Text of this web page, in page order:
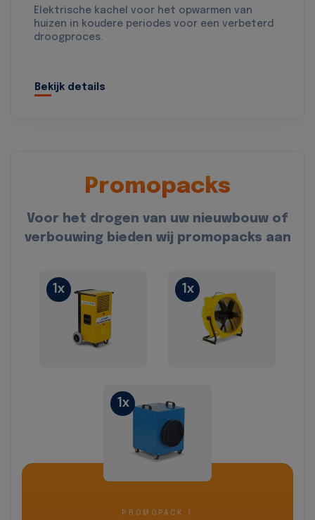
Elektrische kachel voor het opwarmen van
huizen in koudere periodes voor een verbeterd
droogproces.
Bekijk details
Promopacks
Voor het drogen van uw nieuwbouw of
verbouwing bieden wij promopacks aan
1x 1x
1x
PROMOPACK 1